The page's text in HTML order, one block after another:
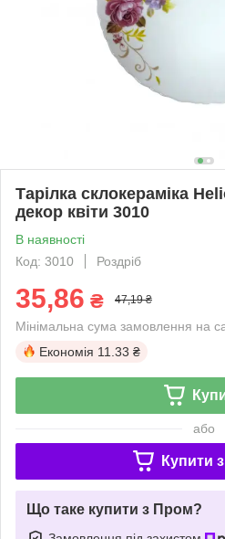
Тарілка склокераміка
декор квіти 3010
В наявності
Код: 3010
Роздріб
35,86 ₴ 47,19 ₴
Мінімальна сума замовлення на
Економія 11.33 ₴
або
Купити з
Що таке купити з Пром?